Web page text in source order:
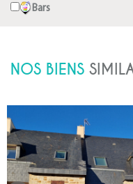
Bars
NOS BIENS